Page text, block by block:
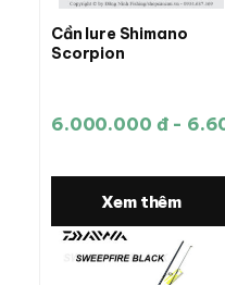
Cần lure Shimano
Scorpion
6.000.000 đ -
Xem thêm